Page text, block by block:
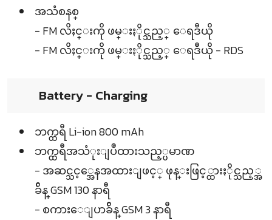
အသံစနစ္
- FM လိႈင္းကို ဖမ္းႏိုင္သည့္ ေရဒီယို
- FM လိႈင္းကို ဖမ္းႏိုင္သည့္ ေရဒီယို - RDS
Battery - Charging
ဘက္ထရီ Li-ion 800 mAh
ဘက္ထရီအသံုးျပဳထားသည့္ပမာဏ
- အဆင္သင့္အေနအထားျဖင့္ ဖုန္းဖြင့္ထားႏိုင္သည့္အ
ခ်ိန္ GSM 130 နာရီ
- စကားေျပာခ်ိန္ GSM 3 နာရီ